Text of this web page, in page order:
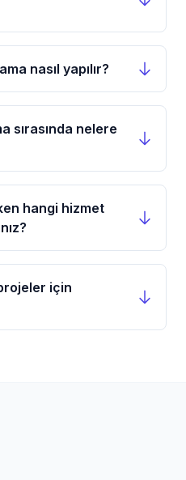
nasıl yapılır?
sırasında nelere
hangi hizmet
için